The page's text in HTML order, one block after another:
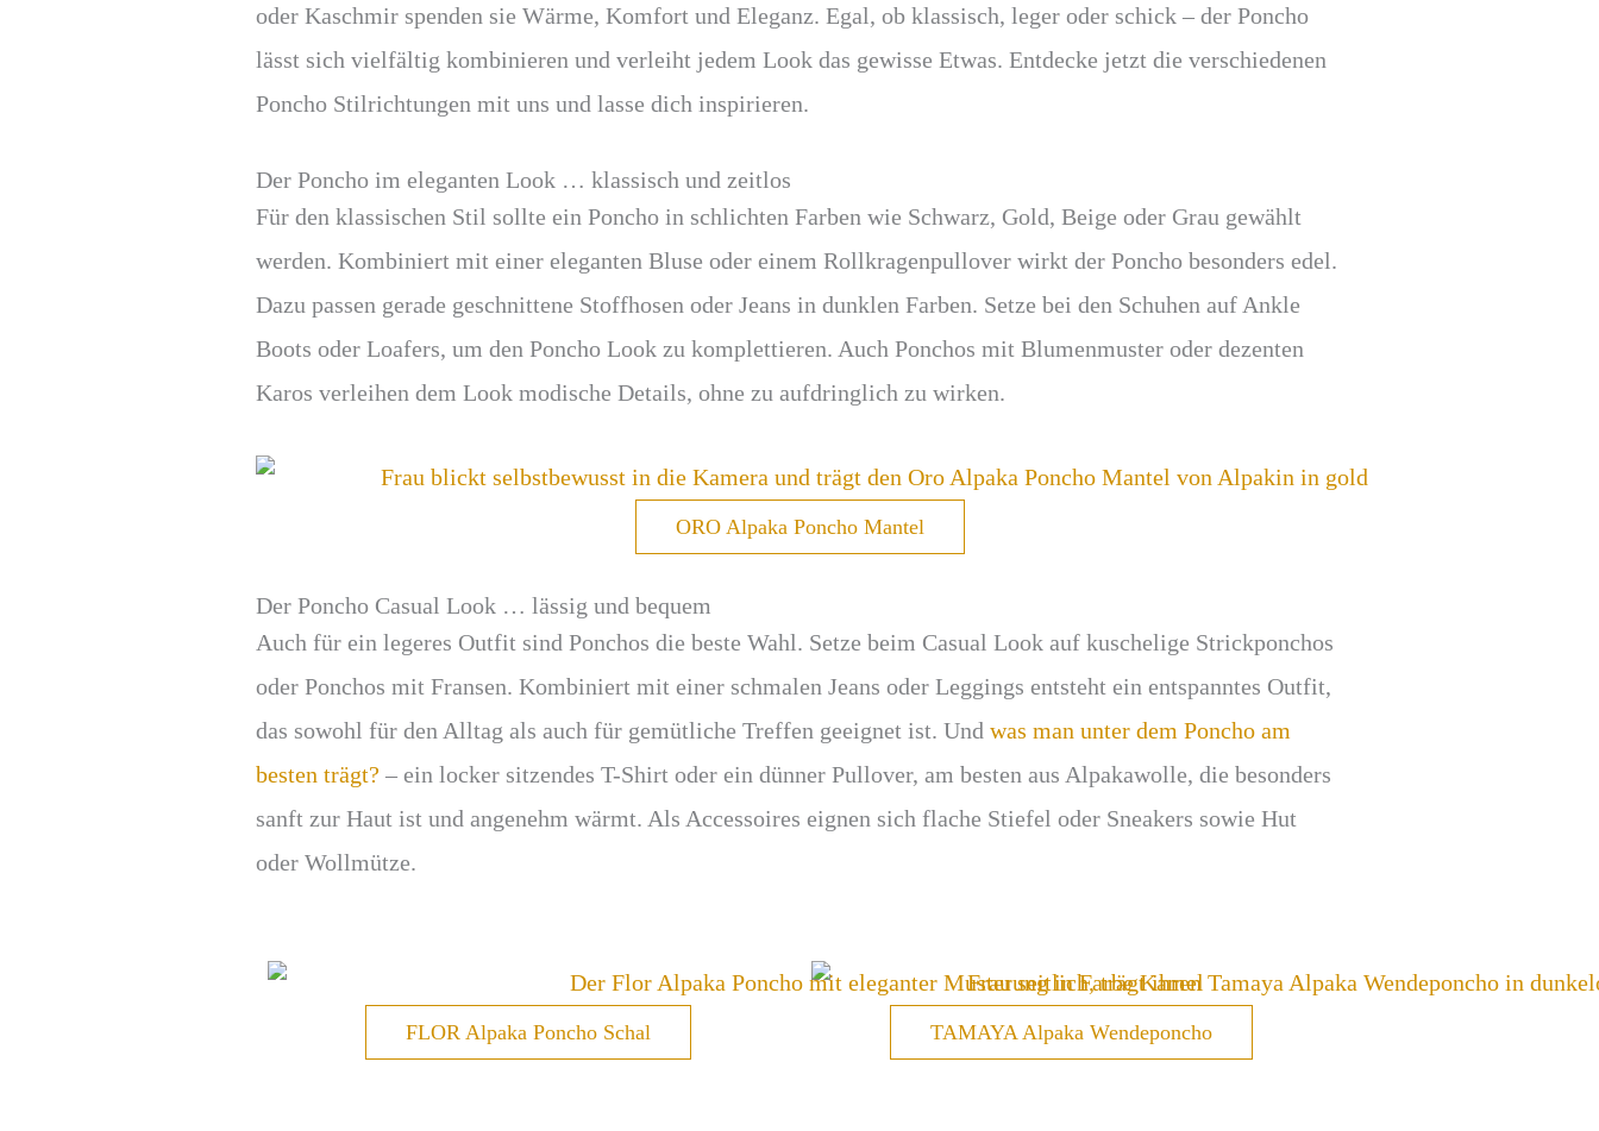
oder Kaschmir spenden sie Wärme, Komfort und Eleganz. Egal, ob klassisch, leger oder schick – der Poncho
lässt sich vielfältig kombinieren und verleiht jedem Look das gewisse Etwas. Entdecke jetzt die verschiedenen
Poncho Stilrichtungen mit uns und lasse dich inspirieren.
Der Poncho im eleganten Look … klassisch und zeitlos
Für den klassischen Stil sollte ein Poncho in schlichten Farben wie Schwarz, Gold, Beige oder Grau gewählt
werden. Kombiniert mit einer eleganten Bluse oder einem Rollkragenpullover wirkt der Poncho besonders edel.
Dazu passen gerade geschnittene Stoffhosen oder Jeans in dunklen Farben. Setze bei den Schuhen auf Ankle
Boots oder Loafers, um den Poncho Look zu komplettieren. Auch Ponchos mit Blumenmuster oder dezenten
Karos verleihen dem Look modische Details, ohne zu aufdringlich zu wirken.
ORO Alpaka Poncho Mantel
Der Poncho Casual Look … lässig und bequem
Auch für ein legeres Outfit sind Ponchos die beste Wahl. Setze beim Casual Look auf kuschelige Strickponchos
oder Ponchos mit Fransen. Kombiniert mit einer schmalen Jeans oder Leggings entsteht ein entspanntes Outfit,
das sowohl für den Alltag als auch für gemütliche Treffen geeignet ist. Undwas man unter dem Poncho am
besten trägt? – ein locker sitzendes T-Shirt oder ein dünner Pullover, am besten aus Alpakawolle, die besonders
sanft zur Haut ist und angenehm wärmt. Als Accessoires eignen sich flache Stiefel oder Sneakers sowie Hut
oder Wollmütze.
FLOR Alpaka Poncho Schal TAMAYA Alpaka Wendeponcho